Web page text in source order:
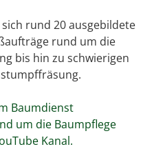
rund 20 ausgebildete
rund um die
bis hin zu schwierigen
Baumdienst
um die Baumpflege
Kanal.